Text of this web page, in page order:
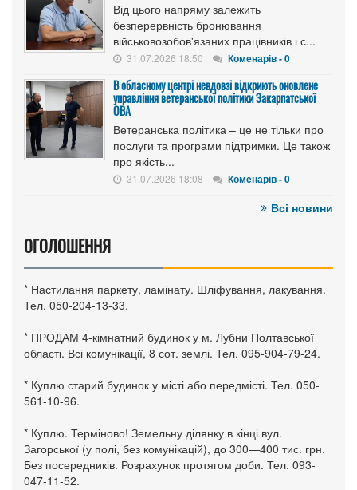
Від цього напряму залежить
безперервність бронювання
військовозобов'язаних працівників і с...
31.07.2026 18:50 Коменарів - 0
В обласному центрі невдовзі відкриють оновлене
управління ветеранської політики Закарпатської
ОВА
Ветеранська політика – це не тільки про
послуги та програми підтримки. Це також
про якість...
31.07.2026 18:08 Коменарів - 0
Всі новини
ОГОЛОШЕННЯ
* Настилання паркету, ламінату. Шліфування, лакування.
Тел. 050-204-13-33.
* ПРОДАМ 4-кімнатний будинок у м. Лубни Полтавської
області. Всі комунікації, 8 сот. землі. Тел. 095-904-79-24.
* Куплю старий будинок у місті або передмісті. Тел. 050-
561-10-96.
* Куплю. Терміново! Земельну ділянку в кінці вул.
Загорської (у полі, без комунікацій), до 300—400 тис. грн.
Без посередників. Розрахунок протягом доби. Тел. 093-
047-11-52.